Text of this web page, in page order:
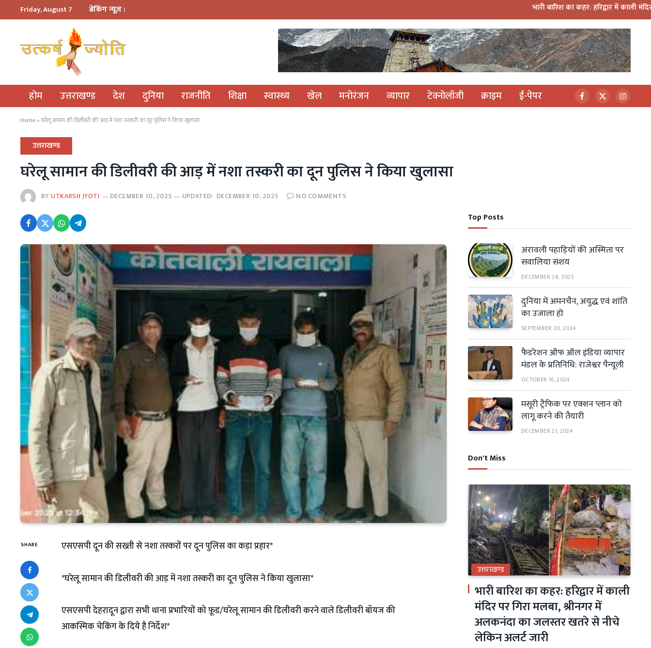
Friday, August 7 ब्रेकिंग न्यूज़ : भारी बारिश का कहर: हरिद्वार में काली मंदिर पर गिरा
होम उत्तराखण्ड देश दुनिया राजनीति शिक्षा स्वास्थ्य खेल मनोरंजन व्यापार टेक्नोलॉजी क्राइम ई-पेपर Facebook
X
(Twitter)
Home » घरेलू सामान की डिलीवरी की आड़ में नशा तस्करी का दून पुलिस ने किया खुलासा
उत्तराखण्ड
घरेलू सामान की डिलीवरी की आड़ में नशा तस्करी का दून पुलिस ने किया खुलासा
BYUTKARSH JYOTI DECEMBER 10, 2025 UPDATED: DECEMBER 10, 2025 NO COMMENTS
SHARE एसएसपी दून की सख्ती से नशा तस्करों पर दून पुलिस का कड़ा प्रहार*
*घरेलू सामान की डिलीवरी की आड़ में नशा तस्करी का दून पुलिस ने किया खुलासा*
एसएसपी देहरादून द्वारा सभी थाना प्रभारियों को फ़ूड/घरेलू सामान की डिलीवरी करने वाले डिलीवरी बॉयज की
आकस्मिक चेकिंग के दिये है निर्देश*
Top Posts
अरावली पहाड़ियों की अस्मिता पर
सवालिया संशय
DECEMBER 28, 2025
दुनिया में अमनचैन, अयुद्ध एवं शांति
का उजाला हो
SEPTEMBER 20, 2024
फैडरेशन ऑफ ऑल इंडिया व्यापार
मंडल के प्रतिनिधि: राजेश्वर पैन्यूली
OCTOBER 16, 2024
मसूरी ट्रैफिक पर एक्शन प्लान को
लागू करने की तैयारी
DECEMBER 21, 2024
Don't Miss
उत्तराखण्ड
भारी बारिश का कहर: हरिद्वार में काली
मंदिर पर गिरा मलबा, श्रीनगर में
अलकनंदा का जलस्तर खतरे से नीचे
लेकिन अलर्ट जारी